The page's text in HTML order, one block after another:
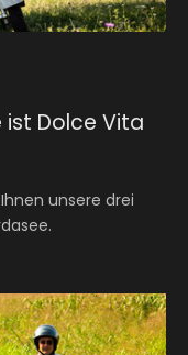
Dolce Vita
unsere drei